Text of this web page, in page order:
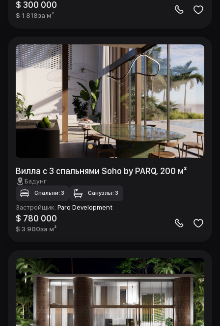
$ 300 000
$ 1 818за м²
Вилла с 3 спальнями Soho by PARQ, 200 м²
Бадунг
Спальни: 3 Санузлы: 3
Застройщик: Parq Development
$ 780 000
$ 3 900за м²